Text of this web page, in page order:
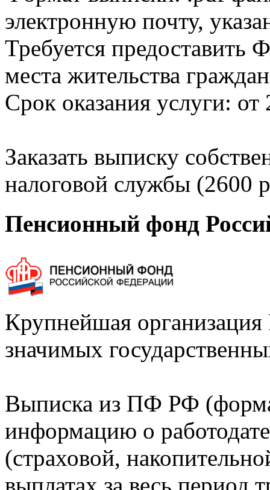
электронную почту,
Требуется
места жительства
Срок оказания услуги: от
Заказать выписку
налоговой службы (2600
Пенсионный фонд
Крупнейшая
значимых
Выписка из ПФ РФ
информацию о
(страховой,
выплатах за весь период